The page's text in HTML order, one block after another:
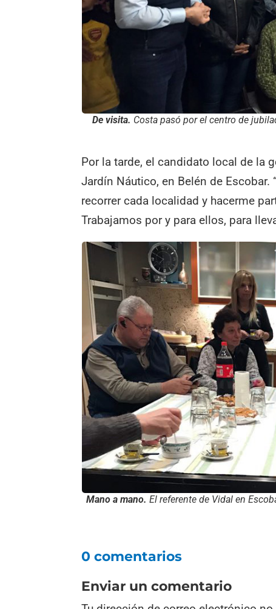
De visita. Costa pasó por el centro de
Por la tarde, el candidato local de la
Jardín Náutico, en Belén de
recorrer cada localidad y hacerme
Trabajamos por y para ellos, para
Mano a mano. El referente de Vidal en
0 comentarios
Enviar un comentario